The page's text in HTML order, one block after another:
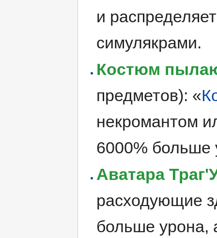
и
симулякрами.
Костюм
предметов): «
некромантом
6000% больше
Аватара
расходующие
больше урона,